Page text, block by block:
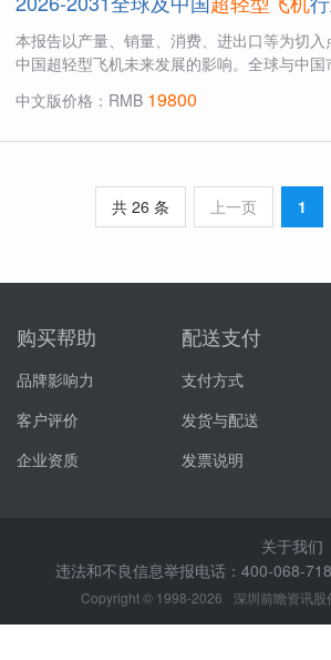
本报告以产量、销量、消费、进出口等为切
中国超轻型飞机未来发展的影响。全球与中
中文版价格：RMB 19800
共 26 条 上一页 1
购买帮助
品牌影响力
客户评价
企业资质
配送支付
支付方式
发货与配送
发票说明
关于我们
违法和不良信息举报电话：400-068-
Copyright © 1998-2026 深圳前瞻资讯股